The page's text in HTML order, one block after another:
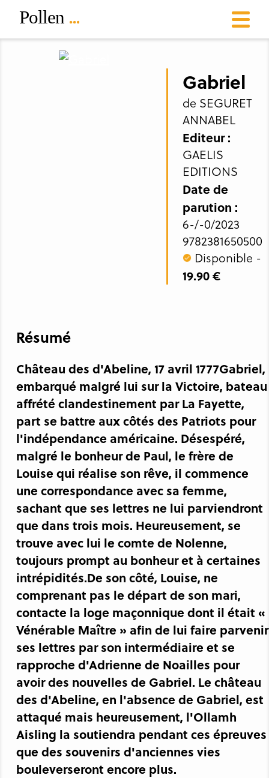
Gabriel
de SEGURET
ANNABEL
Editeur :
GAELIS
EDITIONS
Date de
parution :
6-/-0/2023
9782381650500
Disponible -
19.90 €
Résumé
Château des d'Abeline, 17 avril 1777Gabriel,
embarqué malgré lui sur la Victoire, bateau
affrété clandestinement par La Fayette,
part se battre aux côtés des Patriots pour
l'indépendance américaine. Désespéré,
malgré le bonheur de Paul, le frère de
Louise qui réalise son rêve, il commence
une correspondance avec sa femme,
sachant que ses lettres ne lui parviendront
que dans trois mois. Heureusement, se
trouve avec lui le comte de Nolenne,
toujours prompt au bonheur et à certaines
intrépidités.De son côté, Louise, ne
comprenant pas le départ de son mari,
contacte la loge maçonnique dont il était «
Vénérable Maître » afin de lui faire parvenir
ses lettres par son intermédiaire et se
rapproche d'Adrienne de Noailles pour
avoir des nouvelles de Gabriel. Le château
des d'Abeline, en l'absence de Gabriel, est
attaqué mais heureusement, l'Ollamh
Aisling la soutiendra pendant ces épreuves
que des souvenirs d'anciennes vies
bouleverseront encore plus.